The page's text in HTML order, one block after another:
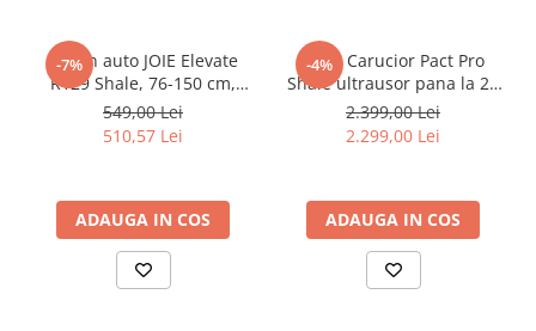
-7%
Scaun auto JOIE Elevate
R129 Shale, 76-150 cm,
certificat R129 de la 15 luni
-12 ani
549,00 Lei
510,57 Lei
ADAUGA IN COS
-4%
Joie - Carucior Pact Pro
Shale ultrausor pana la 22
de kg 3 in 1 cu Landou
Ramble XL si Scoica Auto
JOIE i-Snug 2
2.399,00 Lei
2.299,00 Lei
ADAUGA IN COS